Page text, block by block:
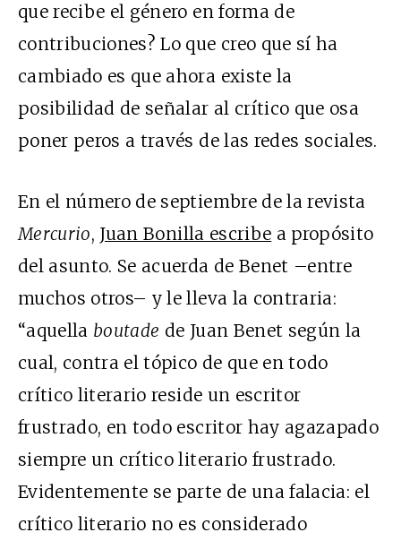
que recibe el género en forma de
contribuciones? Lo que creo que sí ha
cambiado es que ahora existe la
posibilidad de señalar al crítico que osa
poner peros a través de las redes sociales.
En el número de septiembre de la revista
Mercurio, Juan Bonilla escribe a propósito
del asunto. Se acuerda de Benet –entre
muchos otros– y le lleva la contraria:
“aquella boutade de Juan Benet según la
cual, contra el tópico de que en todo
crítico literario reside un escritor
frustrado, en todo escritor hay agazapado
siempre un crítico literario frustrado.
Evidentemente se parte de una falacia: el
crítico literario no es considerado